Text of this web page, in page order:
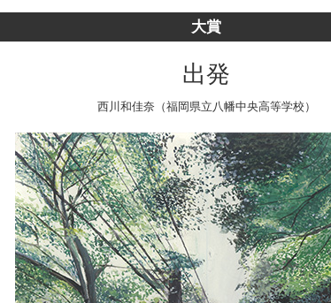
大賞
出発
西川和佳奈（福岡県立八幡中央高等学校）